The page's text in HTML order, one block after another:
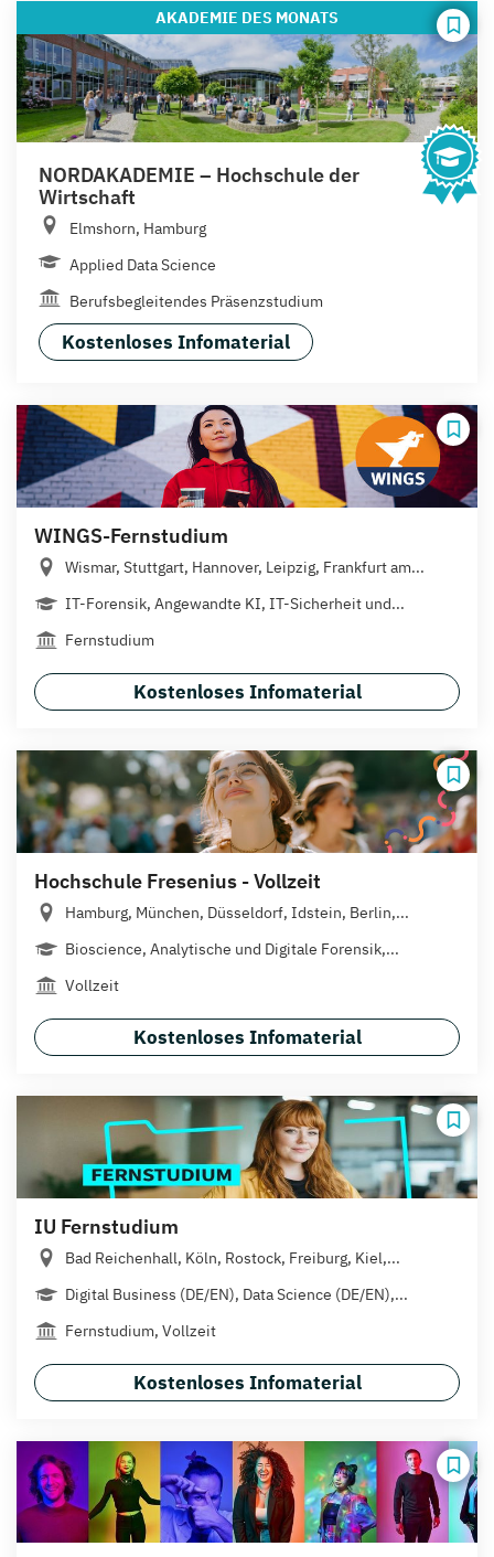
AKADEMIE DES MONATS
NORDAKADEMIE – Hochschule der
Wirtschaft
Elmshorn, Hamburg
Applied Data Science
Berufsbegleitendes Präsenzstudium
Kostenloses Infomaterial
WINGS-Fernstudium
Wismar, Stuttgart, Hannover, Leipzig, Frankfurt am...
IT-Forensik, Angewandte KI, IT-Sicherheit und...
Fernstudium
Kostenloses Infomaterial
Hochschule Fresenius - Vollzeit
Hamburg, München, Düsseldorf, Idstein, Berlin,...
Bioscience, Analytische und Digitale Forensik,...
Vollzeit
Kostenloses Infomaterial
IU Fernstudium
Bad Reichenhall, Köln, Rostock, Freiburg, Kiel,...
Digital Business (DE/EN), Data Science (DE/EN),...
Fernstudium, Vollzeit
Kostenloses Infomaterial